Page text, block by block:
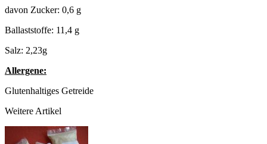
davon Zucker: 0,6 g
Ballaststoffe: 11,4 g
Salz: 2,23g
Allergene:
Glutenhaltiges Getreide
Weitere Artikel